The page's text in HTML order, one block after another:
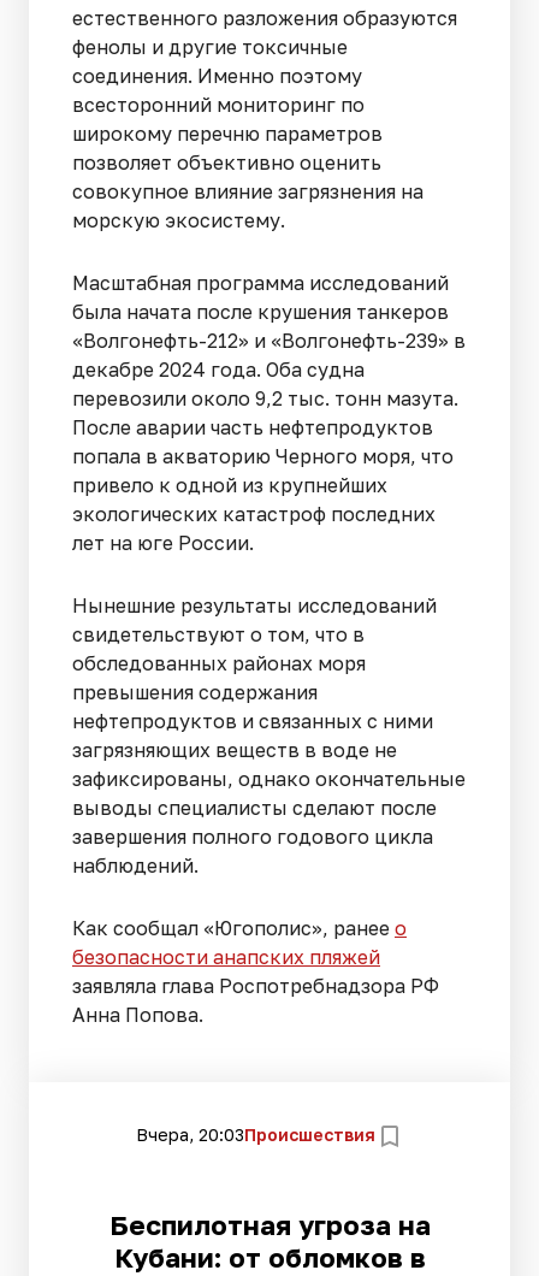
естественного разложения образуются
фенолы и другие токсичные
соединения. Именно поэтому
всесторонний мониторинг по
широкому перечню параметров
позволяет объективно оценить
совокупное влияние загрязнения на
морскую экосистему.
Масштабная программа исследований
была начата после крушения танкеров
«Волгонефть-212» и «Волгонефть-239» в
декабре 2024 года. Оба судна
перевозили около 9,2 тыс. тонн мазута.
После аварии часть нефтепродуктов
попала в акваторию Черного моря, что
привело к одной из крупнейших
экологических катастроф последних
лет на юге России.
Нынешние результаты исследований
свидетельствуют о том, что в
обследованных районах моря
превышения содержания
нефтепродуктов и связанных с ними
загрязняющих веществ в воде не
зафиксированы, однако окончательные
выводы специалисты сделают после
завершения полного годового цикла
наблюдений.
Как сообщал «Югополис», ранее о
безопасности анапских пляжей
заявляла глава Роспотребнадзора РФ
Анна Попова.
Вчера, 20:03Происшествия
Беспилотная угроза на
Кубани: от обломков в